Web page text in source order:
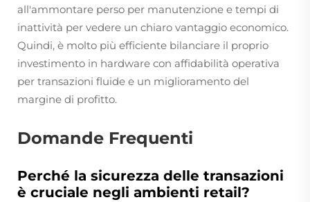
all'ammontare perso per manutenzione e tempi di
inattività per vedere un chiaro vantaggio economico.
Quindi, è molto più efficiente bilanciare il proprio
investimento in hardware con affidabilità operativa
per transazioni fluide e un miglioramento del
margine di profitto.
Domande Frequenti
Perché la sicurezza delle transazioni
è cruciale negli ambienti retail?